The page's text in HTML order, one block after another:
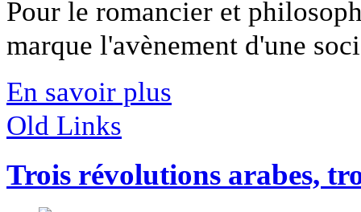
Pour le romancier et
marque l'avènement d'une
En savoir plus
Old Links
Trois révolutions arabes,